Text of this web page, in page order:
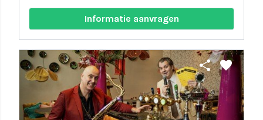
Informatie aanvragen
share favorite